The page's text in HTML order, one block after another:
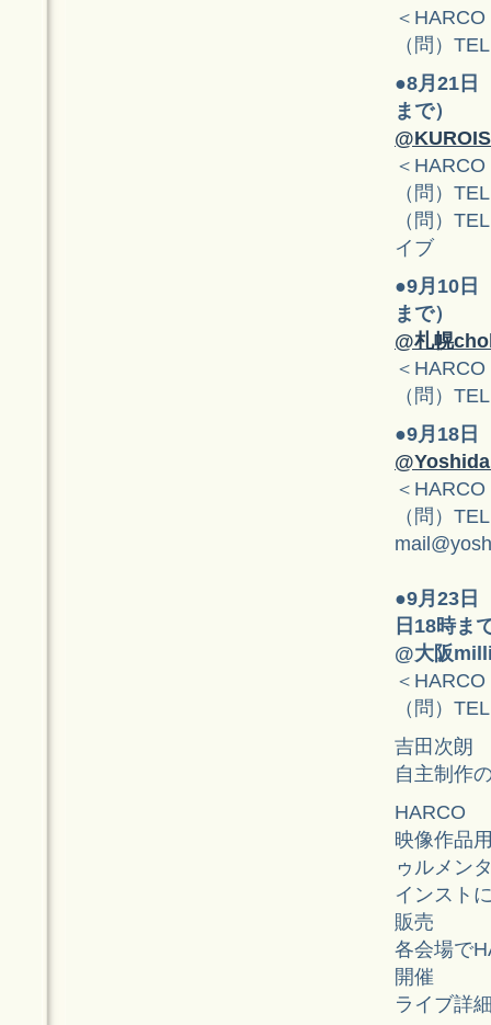
＜
（問）
●8月21日
まで）
＜
（問）
（問）
イブ
●9月10日
まで）
@札幌
＜
（問）
●9月18日
＜
（問）
●9月23日
日18時ま
@大阪
＜
（問）
吉田次朗
自主制作
HARCO
映像作品
ゥルメン
インスト
販売
各会場で
開催
ライブ詳